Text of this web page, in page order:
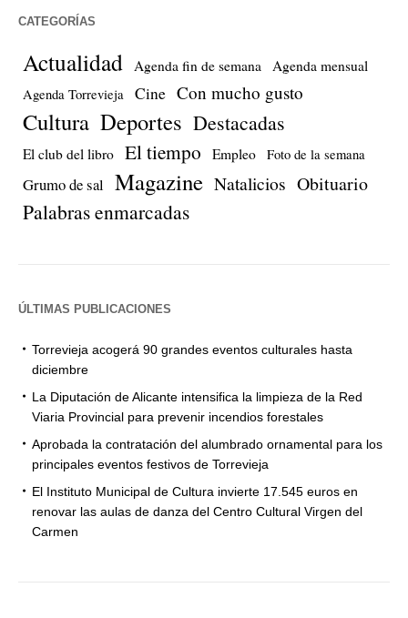
CATEGORÍAS
Actualidad Agenda fin de semana Agenda mensual
Agenda Torrevieja Cine Con mucho gusto
Cultura Deportes Destacadas
El club del libro El tiempo Empleo Foto de la semana
Grumo de sal Magazine Natalicios Obituario
Palabras enmarcadas
ÚLTIMAS PUBLICACIONES
Torrevieja acogerá 90 grandes eventos culturales hasta
diciembre
La Diputación de Alicante intensifica la limpieza de la Red
Viaria Provincial para prevenir incendios forestales
Aprobada la contratación del alumbrado ornamental para los
principales eventos festivos de Torrevieja
El Instituto Municipal de Cultura invierte 17.545 euros en
renovar las aulas de danza del Centro Cultural Virgen del
Carmen